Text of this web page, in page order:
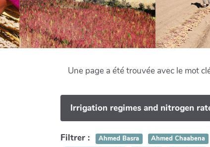
Une page a été trouvée avec le mot
Irrigation regimes and nitrogen
Filtrer : Ahmed Basra Ahmed Chaabena